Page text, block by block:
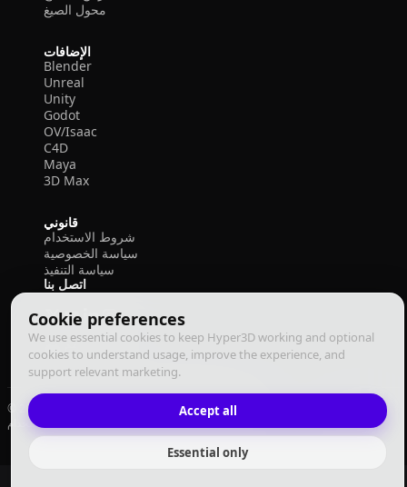
Cookie preferences
We use essential cookies to keep Hyper3D working and optional
cookies to understand usage, improve the experience, and
support relevant marketing.
Accept all
Essential only
محول الصيغ
الإضافات
Blender
Unreal
Unity
Godot
OV/Isaac
C4D
Maya
3D Max
قانوني
شروط الاستخدام
سياسة الخصوصية
سياسة التنفيذ
اتصل بنا
© 2026 Deemos Corporation. جميع الحقوق محفوظة
شروط الاستخدام
سياسة التنفيذ العربية